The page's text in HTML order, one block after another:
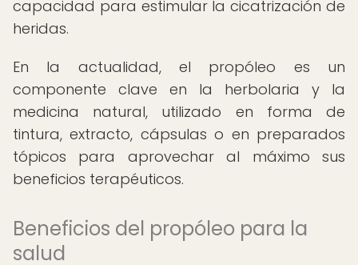
capacidad para estimular la cicatrización de
heridas.
En la actualidad, el propóleo es un
componente clave en la herbolaria y la
medicina natural, utilizado en forma de
tintura, extracto, cápsulas o en preparados
tópicos para aprovechar al máximo sus
beneficios terapéuticos.
Beneficios del propóleo para la
salud